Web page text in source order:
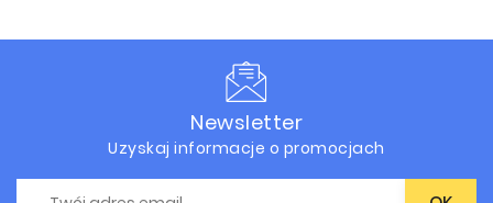
Newsletter
Uzyskaj informacje o promocjach